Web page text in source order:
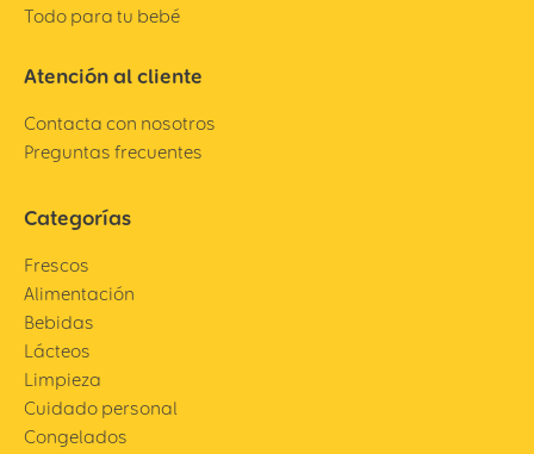
Todo para tu bebé
Atención al cliente
Contacta con nosotros
Preguntas frecuentes
Categorías
Frescos
Alimentación
Bebidas
Lácteos
Limpieza
Cuidado personal
Congelados